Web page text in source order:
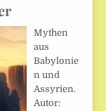
Mythen
aus
Babylonie
n und
Assyrien.
Autor: